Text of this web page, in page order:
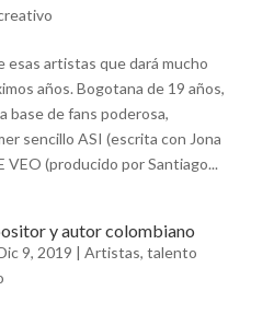
esas artistas que dará mucho
años. Bogotana de 19 años,
base de fans poderosa,
sencillo ASI (escrita con Jona
VEO (producido por Santiago...
y autor colombiano
9, 2019 | Artistas, talento